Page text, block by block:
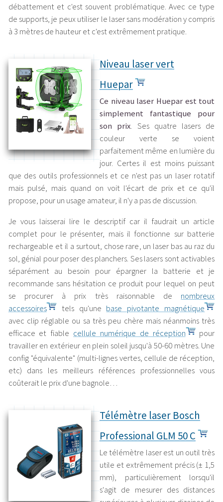
débattement et c'est souvent problématique. Avec ce type
de supports, je peux utiliser le laser sans modération y compris
à 3 mètres de hauteur et c'est extrêmement pratique.
Niveau laser vert
Huepar
Ce niveau laser Huepar est tout
simplement fantastique pour
son prix. Ses quatre lasers de
couleur verte se voient
parfaitement même en lumière du
jour. Certes il est moins puissant
que des outils professionnels et ce n'est pas un laser rotatif
mais pulsé, mais quand on voit l'écart de prix et ce qu'il
propose, pour un usage amateur, il n'y a pas de discussion.
Je vous laisserai lire le descriptif car il faudrait un article
complet pour le présenter, mais il fonctionne sur batterie
rechargeable et il a surtout, chose rare, un laser bas au raz du
sol, génial pour poser des planchers. Ses lasers sont activables
séparément au besoin pour épargner la batterie et je
recommande sans hésitation ce produit pour lequel on peut
se procurer à prix très raisonnable de nombreux
accessoires
tels qu'une base pivotante magnétique
avec clip réglable ou sa très peu chère mais néanmoins très
efficace et fiable cellule numérique de réception
pour
travailler en extérieur en plein soleil jusqu'à 50-60 mètres. Une
config "équivalente" (multi-lignes vertes, cellule de réception,
etc) dans les meilleurs références professionnelles vous
coûterait le prix d'une bagnole…
Télémètre laser Bosch
Professional GLM 50 C
Le télémètre laser est un outil très
utile et extrêmement précis (± 1,5
mm), particulièrement lorsqu'il
s'agit de mesurer des distances